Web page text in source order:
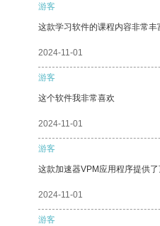
游客
这款学习软件的课程内容非常
2024-11-01
游客
这个软件我非常喜欢
2024-11-01
游客
这款加速器VPM应用程序提供了
2024-11-01
游客